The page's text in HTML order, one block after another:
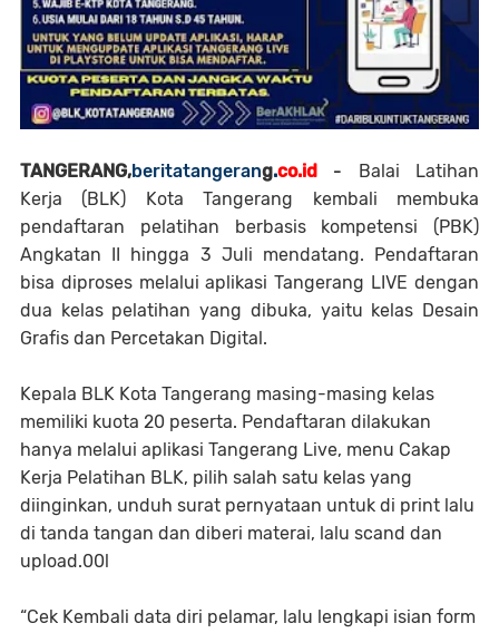
TANGERANG,beritatangerang.co.id - Balai Latihan
Kerja (BLK) Kota Tangerang kembali membuka
pendaftaran pelatihan berbasis kompetensi (PBK)
Angkatan II hingga 3 Juli mendatang. Pendaftaran
bisa diproses melalui aplikasi Tangerang LIVE dengan
dua kelas pelatihan yang dibuka, yaitu kelas Desain
Grafis dan Percetakan Digital.
Kepala BLK Kota Tangerang masing-masing kelas
memiliki kuota 20 peserta. Pendaftaran dilakukan
hanya melalui aplikasi Tangerang Live, menu Cakap
Kerja Pelatihan BLK, pilih salah satu kelas yang
diinginkan, unduh surat pernyataan untuk di print lalu
di tanda tangan dan diberi materai, lalu scand dan
upload.00l
“Cek Kembali data diri pelamar, lalu lengkapi isian form